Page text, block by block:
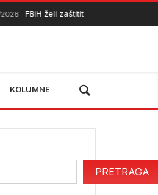
FBiH želi zaštititi dodatnih 50.000
KOLUMNE
PRETRAGA